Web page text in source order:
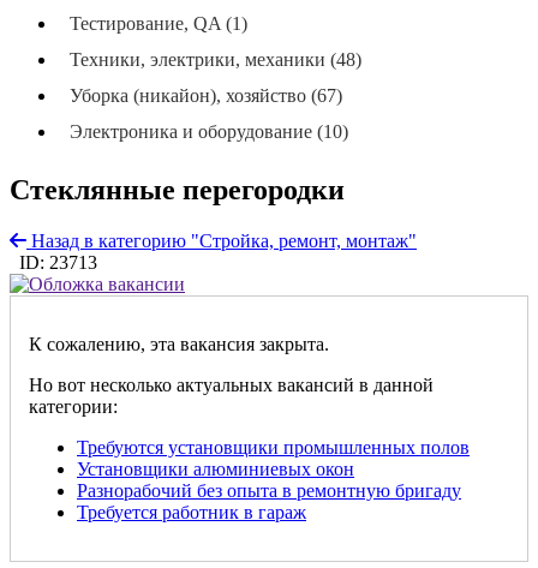
Тестирование, QA (1)
Техники, электрики, механики (48)
Уборка (никайон), хозяйство (67)
Электроника и оборудование (10)
Стеклянные перегородки
Назад в категорию "Стройка, ремонт, монтаж"
ID: 23713
К сожалению, эта вакансия закрыта.
Но вот несколько актуальных вакансий в данной
категории:
Требуются установщики промышленных полов
Установщики алюминиевых окон
Разнорабочий без опыта в ремонтную бригаду
Требуется работник в гараж